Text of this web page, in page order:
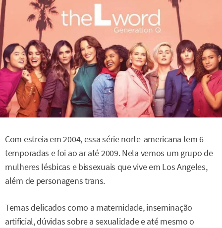
Com estreia em 2004, essa série norte-americana tem 6
temporadas e foi ao ar até 2009. Nela vemos um grupo de
mulheres lésbicas e bissexuais que vive em Los Angeles,
além de personagens trans.
Temas delicados como a maternidade, inseminação
artificial, dúvidas sobre a sexualidade e até mesmo o